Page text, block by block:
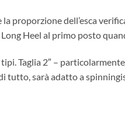
proporzione dell’esca
Heel al primo posto
tipi. Taglia 2″ –
tutto, sarà adatto a